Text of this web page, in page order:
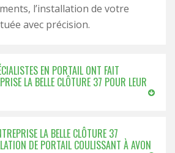
l’installation de votre
avec précision.
EN PORTAIL ONT FAIT
LA BELLE CLÔTURE 37 POUR LEUR
LA BELLE CLÔTURE 37
DE PORTAIL COULISSANT À AVON